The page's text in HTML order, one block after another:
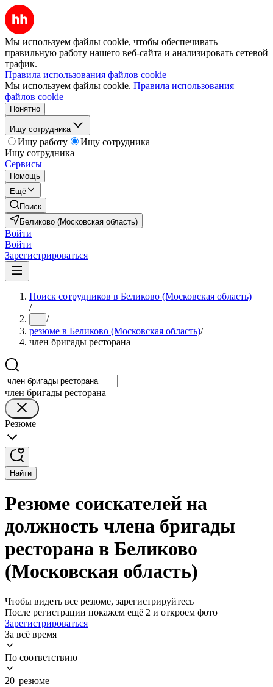
Мы используем файлы cookie, чтобы обеспечивать
правильную работу нашего веб-сайта и анализировать сетевой
трафик.
Правила использования файлов cookie
Мы используем файлы cookie. Правила использования
файлов cookie
Понятно
Ищу сотрудника
Ищу работу
Ищу сотрудника
Ищу сотрудника
Сервисы
Помощь
Ещё
Поиск
Беликово (Московская область)
Войти
Войти
Зарегистрироваться
Поиск сотрудников в Беликово (Московская область)
/
... /
резюме в Беликово (Московская область)/
член бригады ресторана
член бригады ресторана
Резюме
Найти
Резюме соискателей на
должность члена бригады
ресторана в Беликово
(Московская область)
Чтобы видеть все резюме, зарегистрируйтесь
После регистрации покажем ещё 2 и откроем фото
Зарегистрироваться
За всё время
По соответствию
20 резюме